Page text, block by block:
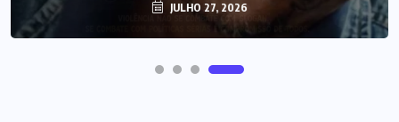
JULHO 27, 2026